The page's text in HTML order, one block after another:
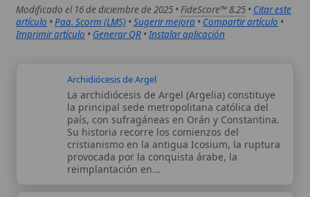
significativas de Portugal. Con sede en la
ciudad de Braga, fue elevada muy pronto a
rango metropolitano y durante siglos ejerció
una influencia notable sobre las demás...
Autor:Comité editorial
Artículo supervisado por el Comité
editorial de Wikitólica. Las afirmaciones
del artículo están basadas y contrastadas
usando fuentes catolicas: escritos
patrísticos, de santos, artículos
teológicos, documentos históricos, actas